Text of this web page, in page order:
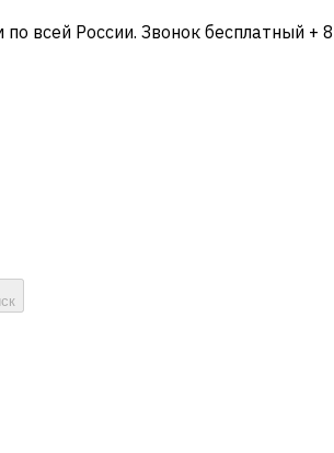
всей России. Звонок бесплатный +